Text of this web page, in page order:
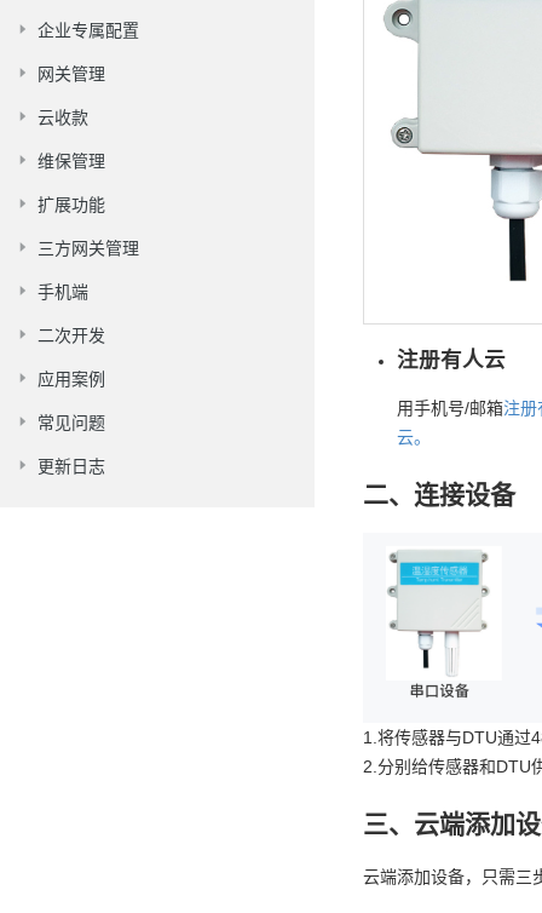
企业专属配置
网关管理
云收款
维保管理
扩展功能
三方网关管理
手机端
二次开发
应用案例
常见问题
更新日志
注册有人云
用手机号/邮箱注
云。
二、连接设备
1.将传感器与DTU通过
2.分别给传感器和DTU
三、云端添加
云端添加设备，只需三